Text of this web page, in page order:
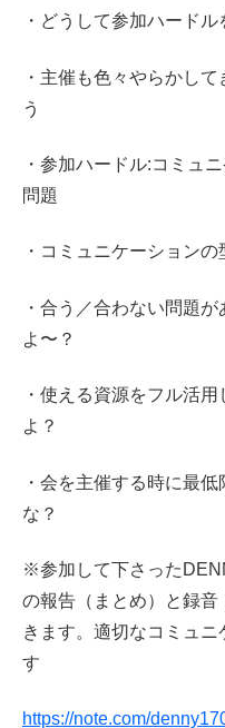
・どうして参加ハード
・主催も色々やらかし
う
・参加ハードル:コミュ
問題
・コミュニケーション
・合う／合わない問題
よ〜？
・使える資源をフル活
よ？
・会を主催する時に最
な？
※参加して下さった
の報告（まとめ）と録
きます。適切なコミュ
す
https://note.com/